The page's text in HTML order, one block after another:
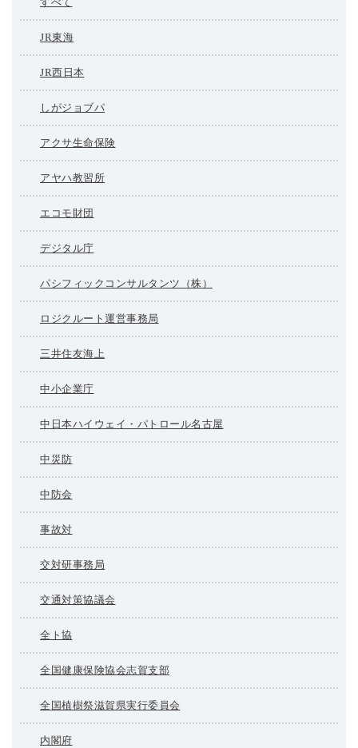
JR東海
JR西日本
しがジョブパ
アクサ生命保険
アヤハ教習所
エコモ財団
デジタル庁
パシフィックコンサルタンツ（株）
ロジクルート運営事務局
三井住友海上
中小企業庁
中日本ハイウェイ・パトロール名古屋
中災防
中防会
事故対
交対研事務局
交通対策協議会
全ト協
全国健康保険協会志賀支部
全国植樹祭滋賀県実行委員会
内閣府